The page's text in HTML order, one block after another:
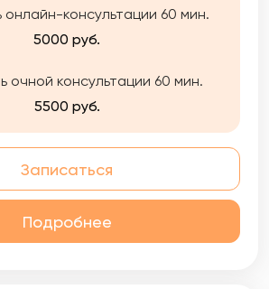
технологии,
подходы,
в которой органично
транзактного анализа. В
мы исследуем
механизмы Вашей
в настоящем определяют
эмоциональные
жизни, карьеры, денежной
проявления
консультации 60 мин.
5000 руб.
очной консультации 60 мин.
5500 руб.
Записаться
Подробнее